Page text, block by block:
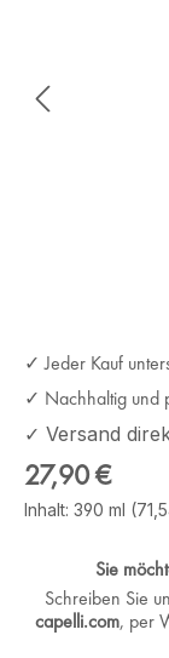
✓ Jeder Kauf
✓ Nachhaltig und
✓ Versand
Regulärer Preis:
27,90 €
Inhalt: 390 ml
Sie
Schreiben Sie
capelli.com, per